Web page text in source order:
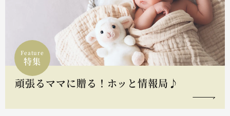
Feature
特集
頑張るママに贈る！ホッと情報局♪